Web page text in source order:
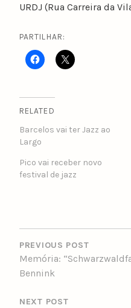
URDJ (Rua Carreira da
PARTILHAR:
RELATED
Barcelos vai ter Jazz ao
Largo
Pico vai receber novo
festival de jazz
POST
NAVIGATION
PREVIOUS POST
Memória:
Bennink
NEXT POST